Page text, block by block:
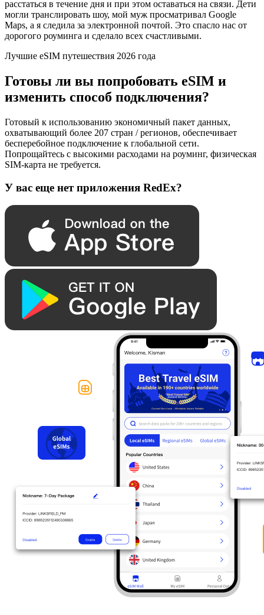
расстаться в течение дня и при этом оставаться на связи. Дети
могли транслировать шоу, мой муж просматривал Google
Maps, а я следила за электронной почтой. Это спасло нас от
дорогого роуминга и сделало всех счастливыми.
Лучшие eSIM путешествия 2026 года
Готовы ли вы попробовать eSIM и
изменить способ подключения?
Готовый к использованию экономичный пакет данных,
охватывающий более 207 стран / регионов, обеспечивает
бесперебойное подключение к глобальной сети.
Попрощайтесь с высокими расходами на роуминг, физическая
SIM-карта не требуется.
У вас еще нет приложения RedEx?